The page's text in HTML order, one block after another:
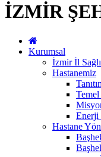
İZMİR
Kurumsal
İzmir İl
Hastanemiz
Enerji
Hastane